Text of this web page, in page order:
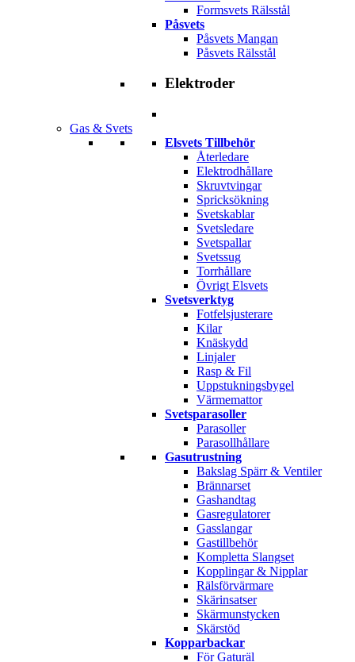
Formsvets Rälsstål
Påsvets
Påsvets Mangan
Påsvets Rälsstål
Elektroder
Gas & Svets
Elsvets Tillbehör
Återledare
Elektrodhållare
Skruvtvingar
Spricksökning
Svetskablar
Svetsledare
Svetspallar
Svetssug
Torrhållare
Övrigt Elsvets
Svetsverktyg
Fotfelsjusterare
Kilar
Knäskydd
Linjaler
Rasp & Fil
Uppstukningsbygel
Värmemattor
Svetsparasoller
Parasoller
Parasollhållare
Gasutrustning
Bakslag Spärr & Ventiler
Brännarset
Gashandtag
Gasregulatorer
Gasslangar
Gastillbehör
Kompletta Slangset
Kopplingar & Nipplar
Rälsförvärmare
Skärinsatser
Skärmunstycken
Skärstöd
Kopparbackar
För Gaturäl